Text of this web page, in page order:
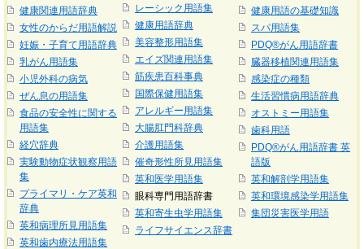
健康関連用語辞典
女性のからだ用語解説
妊娠・子育て用語辞典
乳がん用語集
小児外科の病気
ぜん息の用語集
食品の安全性に関する
用語集
経穴辞典
実験動物症状観察用語
集
プライマリ・ケア英和
辞典
英和病理所見用語集
英和歯内療法用語集
レーシック用語集
健康用語辞典
美容整形用語集
エイズ関連用語集
筋疾患百科事典
国際保健用語集
アレルギー用語集
大腸肛門科辞典
介護用語集
催奇形性所見用語集
英和医学用語集
眼科専門用語辞書
英和寄生虫学用語集
ライフサイエンス辞書
健康用語の基礎知識
スパ用語集
PDQ®がん用語辞書
臓器移植関連用語集
感染症の種類
生活習慣病用語辞典
オストミー用語集
歯科用語
PDQ®がん用語辞書 英
語版
英和解剖学用語集
英和環境感染学用語集
集団災害医学用語